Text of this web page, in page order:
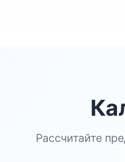
Рассчитайте